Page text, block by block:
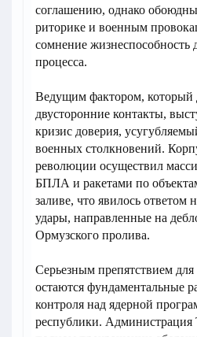
соглашению, однако
риторике и военным
сомнение жизнеспособность
процесса.
Ведущим фактором, который
двусторонние контакты,
кризис доверия,
военных столкновений.
революции осуществил
БПЛА и ракетами по
заливе, что явилось ответом
удары, направленные на
Ормузского пролива.
Серьезным препятствием
остаются фундаментальные
контроля над ядерной
республики. Администрация